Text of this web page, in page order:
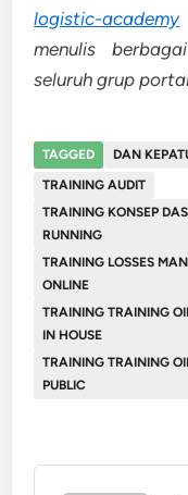
logistic-academy
menulis
seluruh grup
TAGGED DAN
TRAINING AUDIT
TRAINING KONSEP
RUNNING
TRAINING LOSSES
ONLINE
TRAINING TRAINING
IN HOUSE
TRAINING TRAINING
PUBLIC